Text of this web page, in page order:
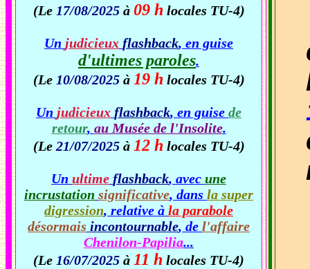
(Le 17/08/2025à 09 h locales TU-4)
Un judicieux flashback, en guise
d'ultimes paroles.
(Le 10/08/2025à 19 h locales TU-4)
Un judicieux flashback, en guise de
retour, au Musée de l'Insolite.
(Le 21/07/2025à 12 h locales TU-4)
Un ultime flashback, avec une
incrustation significative, dans la super
digression, relative à la parabole
désormais incontournable, de l'affaire
Chenilon-Papilia...
(Le 16/07/2025 à 11 h locales TU-4)